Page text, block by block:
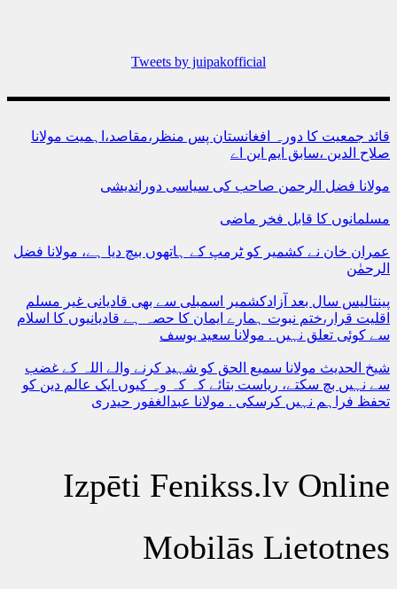
Tweets by juipakofficial
قائد جمعیت کا دورہ افغانستان پس منظر،مقاصد،اہمیت مولانا
صلاح الدین ،سابق ایم این اے
مولانا فضل الرحمن صاحب کی سیاسی دوراندیشی
مسلمانوں کا قابل فخر ماضی
عمران خان نے کشمیر کو ٹرمپ کے ہاتھوں بیچ دیا ہے، مولانا فضل
الرحمٰن
پینتالیس سال بعد آزادکشمیر اسمبلی سے بھی قادیانی غیر مسلم
اقلیت قرار،ختم نبوت ہمارے ایمان کا حصہ ہے قادیانیوں کا اسلام
سے کوئی تعلق نہیں . مولانا سعید یوسف
شیخ الحدیث مولانا سمیع الحق کو شہید کرنے والے اللہ کے غضب
سے نہیں بچ سکتے، ریاست بتائے کہ کہ وہ کیوں ایک عالم دین کو
تحفظ فراہم نہیں کرسکی . مولانا عبدالغفور حیدری
Izpēti Fenikss.lv Online
Mobilās Lietotnes